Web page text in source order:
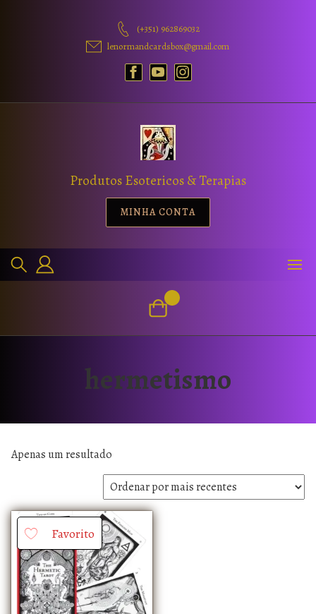
(+351) 962869032
lenormandcardsbox@gmail.com
Produtos Esotericos & Terapias
MINHA CONTA
hermetismo
Apenas um resultado
Favorito